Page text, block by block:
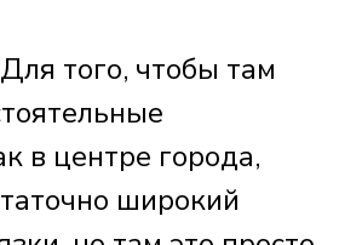
того, чтобы там
в центре города,
широкий